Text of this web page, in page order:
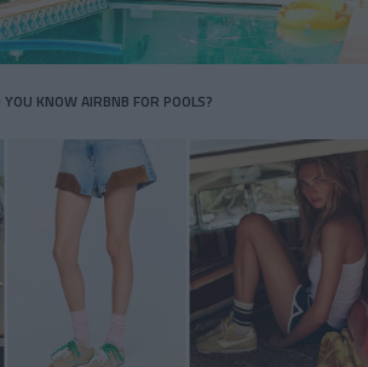
YOU KNOW AIRBNB FOR POOLS?